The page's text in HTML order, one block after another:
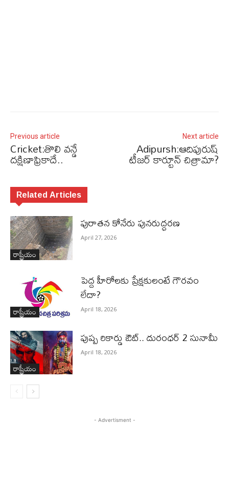
Previous article
Cricket:తొలి వన్డే
దక్షిణాఫ్రికాదే..
Next article
Adipursh:ఆదిపురుష్
టీజర్ కార్టూన్ చిత్రామా?
Related Articles
రాష్ట్రీయం
పురాత‌న కోనేరు పున‌రుద్ధ‌ర‌ణ
April 27, 2026
రాష్ట్రీయం
పెద్ద హీరోల‌కు ప్రేక్ష‌కులంటే గౌర‌వం
లేదా?
April 18, 2026
రాష్ట్రీయం
పుష్ప రికార్డు ఔట్‌.. దురంధ‌ర్ 2 సునామీ
April 18, 2026
- Advertisment -